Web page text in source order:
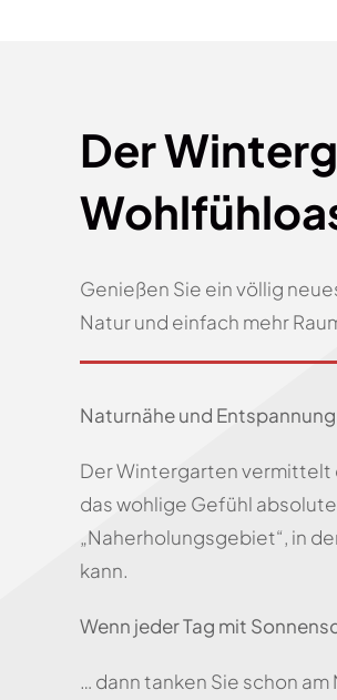
Der
Genießen Sie ein völlig
Natur und einfach mehr
Naturnähe und Entspannung
Der Wintergarten vermittelt
das wohlige Gefühl
„Naherholungsgebiet“, in
kann.
Wenn jeder Tag mit
… dann tanken Sie schon